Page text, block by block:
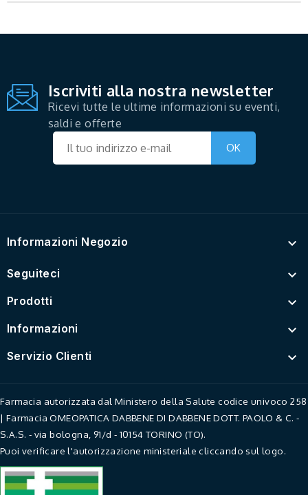
Iscriviti alla nostra newsletter
Ricevi tutte le ultime informazioni su eventi,
saldi e offerte
Informazioni Negozio 
Seguiteci 
Prodotti 
Informazioni 
Servizio Clienti 
Farmacia autorizzata dal Ministero della Salute codice univoco 258
| Farmacia OMEOPATICA DABBENE DI DABBENE DOTT. PAOLO & C. -
S.A.S. - via bologna, 91/d - 10154 TORINO (TO).
Puoi verificare l'autorizzazione ministeriale cliccando sul logo.